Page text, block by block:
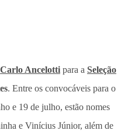
Carlo Ancelotti para a Seleção
. Entre os convocáveis para o
e 19 de julho, estão nomes
e Vinícius Júnior, além de